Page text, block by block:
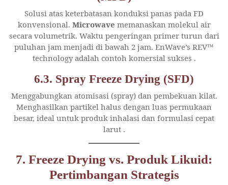
Solusi atas keterbatasan konduksi panas pada FD
konvensional. Microwave memanaskan molekul air
secara volumetrik. Waktu pengeringan primer turun dari
puluhan jam menjadi di bawah 2 jam. EnWave’s REV™
technology adalah contoh komersial sukses .
6.3. Spray Freeze Drying (SFD)
Menggabungkan atomisasi (spray) dan pembekuan kilat.
Menghasilkan partikel halus dengan luas permukaan
besar, ideal untuk produk inhalasi dan formulasi cepat
larut .
7. Freeze Drying vs. Produk Likuid:
Pertimbangan Strategis